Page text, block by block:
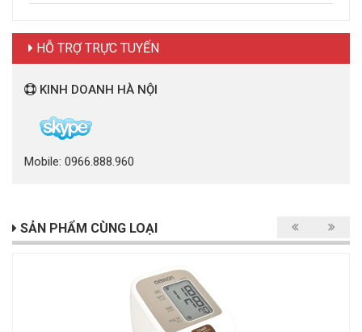
HỖ TRỢ TRỰC TUYẾN
KINH DOANH HÀ NỘI
Mobile: 0966.888.960
SẢN PHẨM CÙNG LOẠI